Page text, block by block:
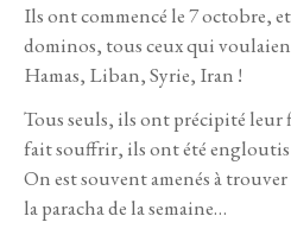
Ils ont commencé le 7 octobre,
dominos, tous ceux qui
Hamas, Liban, Syrie, Iran !
Tous seuls, ils ont précipité leur
fait souffrir, ils ont été engloutis
On est souvent amenés à
la paracha de la semaine…